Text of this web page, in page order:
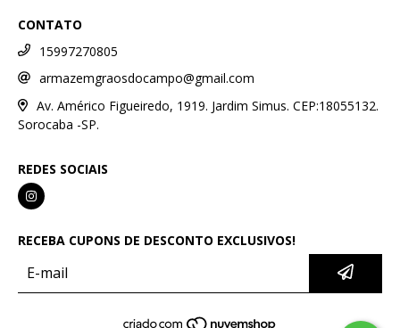
CONTATO
15997270805
armazemgraosdocampo@gmail.com
Av. Américo Figueiredo, 1919. Jardim Simus. CEP:18055132.
Sorocaba -SP.
REDES SOCIAIS
RECEBA CUPONS DE DESCONTO EXCLUSIVOS!